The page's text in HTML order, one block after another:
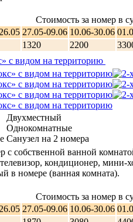
Стоимость за номер в
27.05-09.06 10.06-30.06
1320 2200
с видом на территорию
Двухместный
Однокомнатные
Санузел на 2 номера
с собственной ванной
кондиционер, мини-
в номере (ванная комната).
Стоимость за номер в
27.05-09.06 10.06-30.06